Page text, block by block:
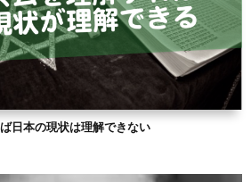
日本の現状は理解できない